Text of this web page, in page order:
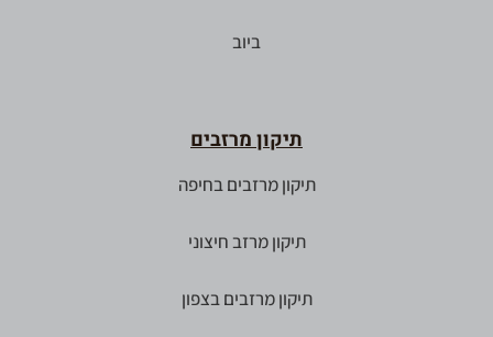
ביוב
תיקון מרזבים
תיקון מרזבים בחיפה
תיקון מרזב חיצוני
תיקון מרזבים בצפון